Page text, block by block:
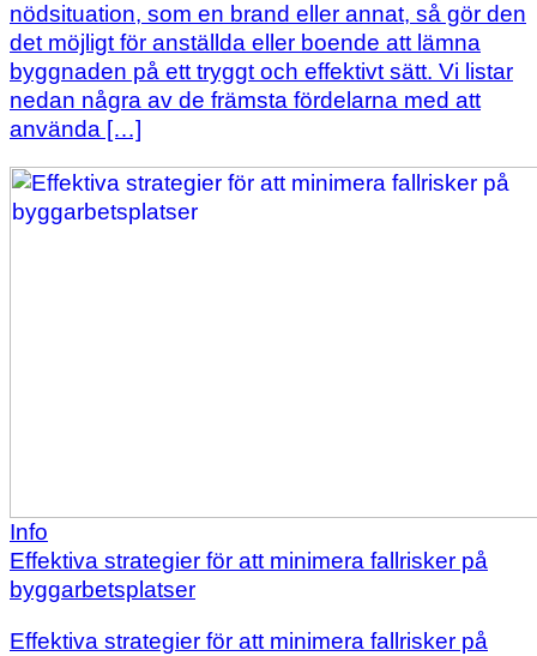
nödsituation, som en brand eller annat, så gör den
det möjligt för anställda eller boende att lämna
byggnaden på ett tryggt och effektivt sätt. Vi listar
nedan några av de främsta fördelarna med att
använda […]
Info
Effektiva strategier för att minimera fallrisker på
byggarbetsplatser
Effektiva strategier för att minimera fallrisker på